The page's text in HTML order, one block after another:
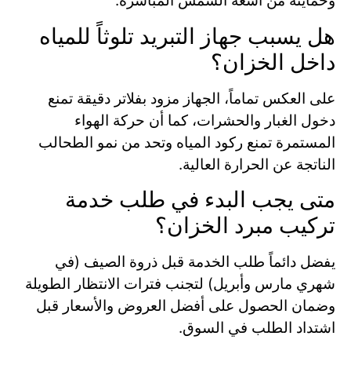
هل يسبب جهاز التبريد تلوثاً للمياه
داخل الخزان؟
على العكس تماماً، الجهاز مزود بفلاتر دقيقة تمنع
دخول الغبار والحشرات، كما أن حركة الهواء
المستمرة تمنع ركود المياه وتحد من نمو الطحالب
الناتجة عن الحرارة العالية.
متى يجب البدء في طلب خدمة
تركيب مبرد الخزان؟
يفضل دائماً طلب الخدمة قبل ذروة الصيف (في
شهري مارس وأبريل) لتجنب فترات الانتظار الطويلة
وضمان الحصول على أفضل العروض والأسعار قبل
اشتداد الطلب في السوق.